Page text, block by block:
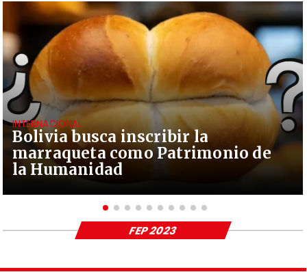
Bolivia busca inscribir la
marraqueta como Patrimonio de
la Humanidad
INTERNACIONAL
FEP 2023